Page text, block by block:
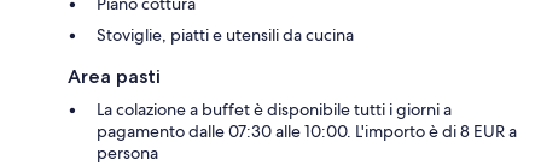
Stoviglie, piatti e utensili da cucina
Area pasti
La colazione a buffet è disponibile tutti i giorni a
pagamento dalle 07:30 alle 10:00. L'importo è di 8 EUR a
persona